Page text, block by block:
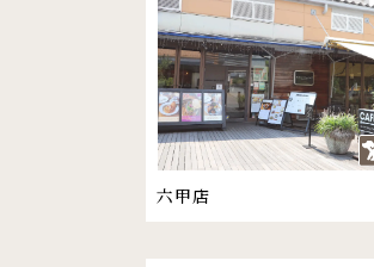
六甲店